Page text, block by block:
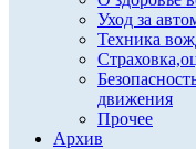
Уход за
Техника
движения
Прочее
Архив